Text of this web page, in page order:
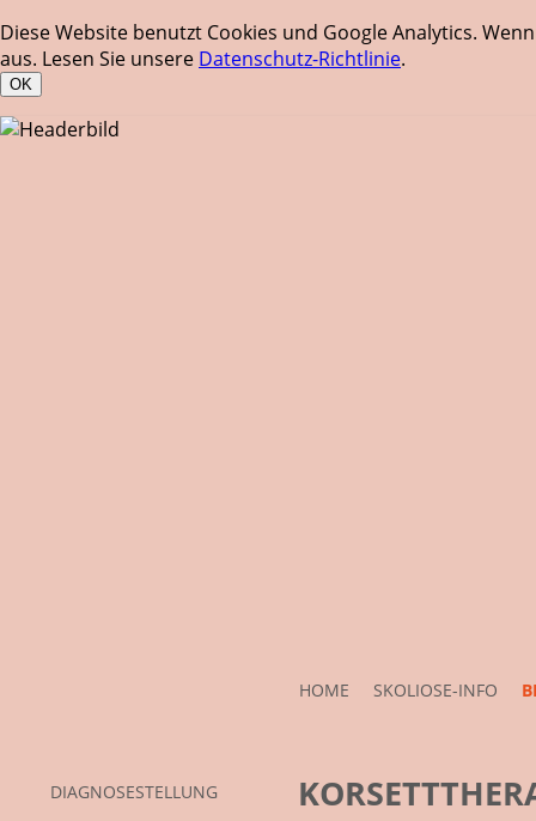
Diese Website benutzt Cookies und Google Analytics.
aus. Lesen Sie unsere Datenschutz-Richtlinie.
OK
HOME SKOLIOSE-INFO
DIAGNOSESTELLUNG